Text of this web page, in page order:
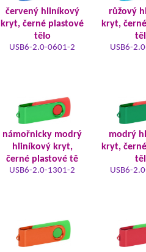
červený hliníkový
kryt, černé plastové
tělo
USB6-2.0-0601-2
růžový
kryt,
USB6-
námořnicky modrý
hliníkový kryt,
černé plastové tě
USB6-2.0-1301-2
modrý
kryt,
USB6-